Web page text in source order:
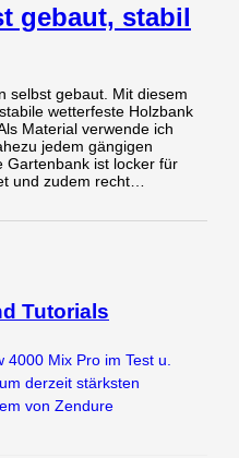
gebaut, stabil
selbst gebaut. Mit diesem
wetterfeste Holzbank
Material verwende ich
jedem gängigen
Gartenbank ist locker für
und zudem recht…
Tutorials
4000 Mix Pro im Test u.
derzeit stärksten
von Zendure